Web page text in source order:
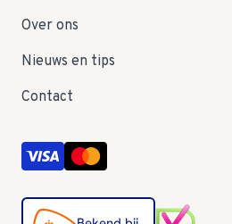
Over ons
Nieuws en tips
Contact